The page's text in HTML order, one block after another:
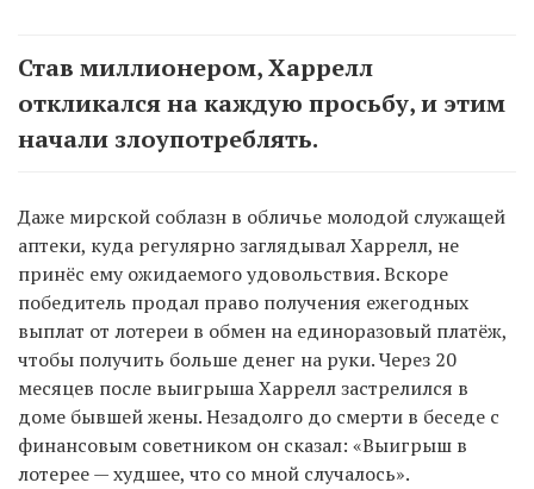
Став миллионером, Харрелл
откликался на каждую просьбу, и этим
начали злоупотреблять.
Даже мирской соблазн в обличье молодой служащей
аптеки, куда регулярно заглядывал Харрелл, не
принёс ему ожидаемого удовольствия. Вскоре
победитель продал право получения ежегодных
выплат от лотереи в обмен на единоразовый платёж,
чтобы получить больше денег на руки. Через 20
месяцев после выигрыша Харрелл застрелился в
доме бывшей жены. Незадолго до смерти в беседе с
финансовым советником он сказал: «Выигрыш в
лотерее — худшее, что со мной случалось».